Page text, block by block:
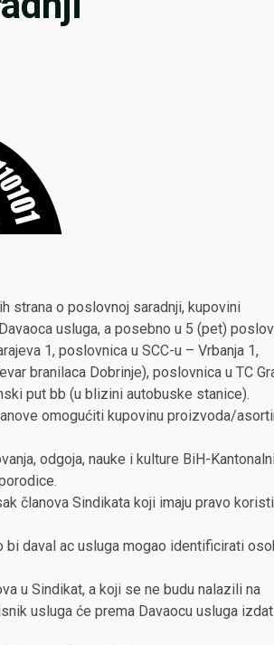
strana o poslovnoj saradnji, kupovini
usluga, a posebno u 5 (pet)
1, poslovnica u SCC-u – Vrbanja 1,
branilaca Dobrinje), poslovnica u TC
put bb (u blizini autobuske stanice).
omogućiti kupovinu proizvoda/
odgoja, nauke i kulture BiH-
članova Sindikata koji imaju pravo
bi daval ac usluga mogao identificirati
u Sindikat, a koji se ne budu nalazili na
usluga će prema Davaocu usluga